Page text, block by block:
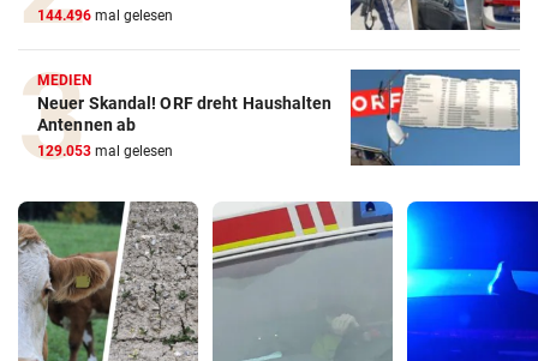
144.496 mal gelesen
MEDIEN
Neuer Skandal! ORF dreht Haushalten
Antennen ab
129.053 mal gelesen